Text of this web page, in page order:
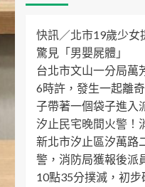
快訊／北市19歲少
驚見「男嬰屍體」
台北市文山一分局萬
6時許，發生一起離
子帶著一個袋子進入
汐止民宅晚間火警！
新北市汐止區汐萬路
警，消防局獲報後派
10點35分撲滅，初